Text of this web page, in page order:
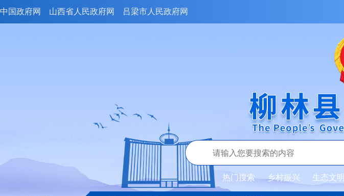
中国政府网 山西省人民政府网 吕梁市人民政府网
热门搜索 乡村振兴 生态文明